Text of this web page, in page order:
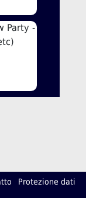
Party -
Protezione dati